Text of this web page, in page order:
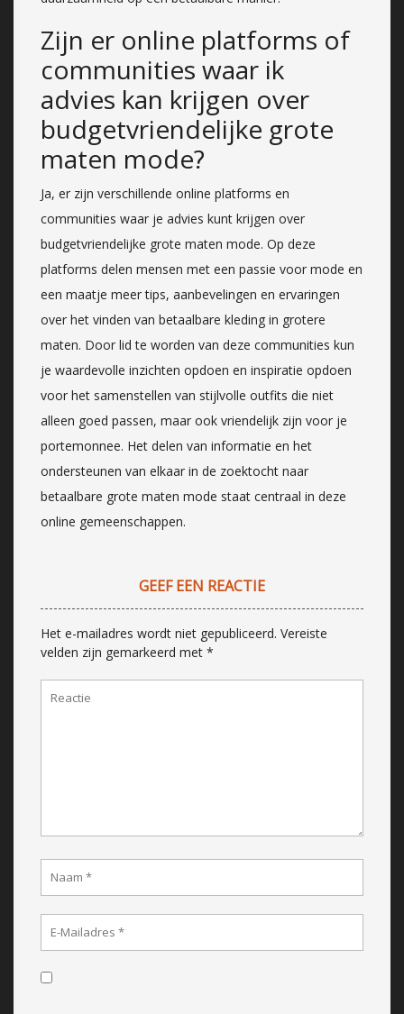
Zijn er online platforms of
communities waar ik
advies kan krijgen over
budgetvriendelijke grote
maten mode?
Ja, er zijn verschillende online platforms en
communities waar je advies kunt krijgen over
budgetvriendelijke grote maten mode. Op deze
platforms delen mensen met een passie voor mode en
een maatje meer tips, aanbevelingen en ervaringen
over het vinden van betaalbare kleding in grotere
maten. Door lid te worden van deze communities kun
je waardevolle inzichten opdoen en inspiratie opdoen
voor het samenstellen van stijlvolle outfits die niet
alleen goed passen, maar ook vriendelijk zijn voor je
portemonnee. Het delen van informatie en het
ondersteunen van elkaar in de zoektocht naar
betaalbare grote maten mode staat centraal in deze
online gemeenschappen.
GEEF EEN REACTIE
Het e-mailadres wordt niet gepubliceerd. Vereiste
velden zijn gemarkeerd met *